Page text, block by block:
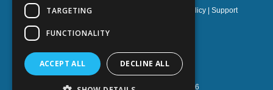
Privacy policy | Terms & Conditions Cookies policy Support
NOETIK Production
Powered byEventsAdmin.com 2026
TARGETING
FUNCTIONALITY
ACCEPT ALL DECLINE ALL